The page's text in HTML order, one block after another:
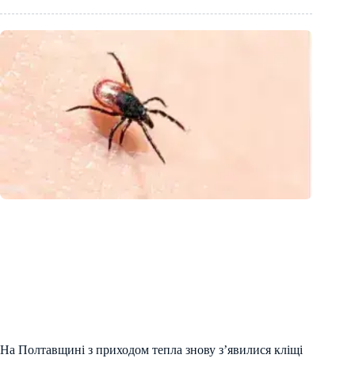
На Полтавщині з приходом тепла знову з’явилися кліщі